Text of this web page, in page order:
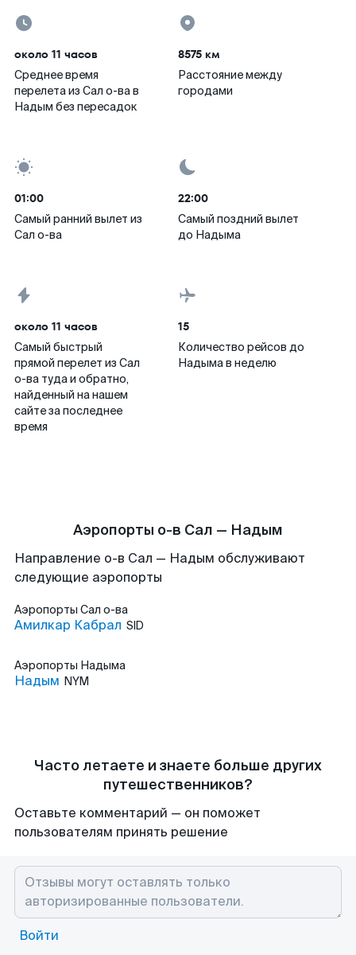
около 11 часов
Среднее время
перелета из Сал о-ва в
Надым без пересадок
8575 км
Расстояние между
городами
01:00
Самый ранний вылет из
Сал о-ва
22:00
Самый поздний вылет
до Надыма
около 11 часов
Самый быстрый
прямой перелет из Сал
о-ва туда и обратно,
найденный на нашем
сайте за последнее
время
15
Количество рейсов до
Надыма в неделю
Аэропорты о-в Сал — Надым
Направление о-в Сал — Надым обслуживают
следующие аэропорты
Аэропорты Сал о-ва
Амилкар Кабрал SID
Аэропорты Надыма
Надым NYM
Часто летаете и знаете больше других
путешественников?
Оставьте комментарий — он поможет
пользователям принять решение
Войти